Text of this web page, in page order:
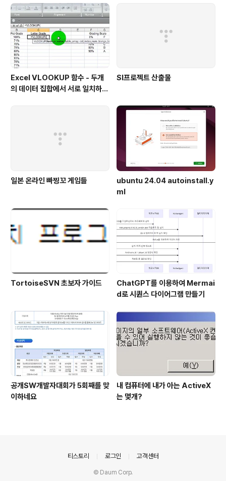
어떨까요?본론으로 들어가 우리가 흔히..
Excel VLOOKUP 함수 - 두개
의 데이터 집합에서 서로 일치하지
SI프로젝트 산출물
일본 온라인 빠찡꼬 게임들
ubuntu 24.04 autoinstall.y
ml
TortoiseSVN 초보자 가이드
ChatGPT를 이용하여 Mermai
d로 시퀀스 다이어그램 만들기
공개SW개발자대회가 5회째를 맞
이하네요
내 컴퓨터에 내가 아는 ActiveX
는 몇개?
티스토리 로그인 고객센터
© Daum Corp.